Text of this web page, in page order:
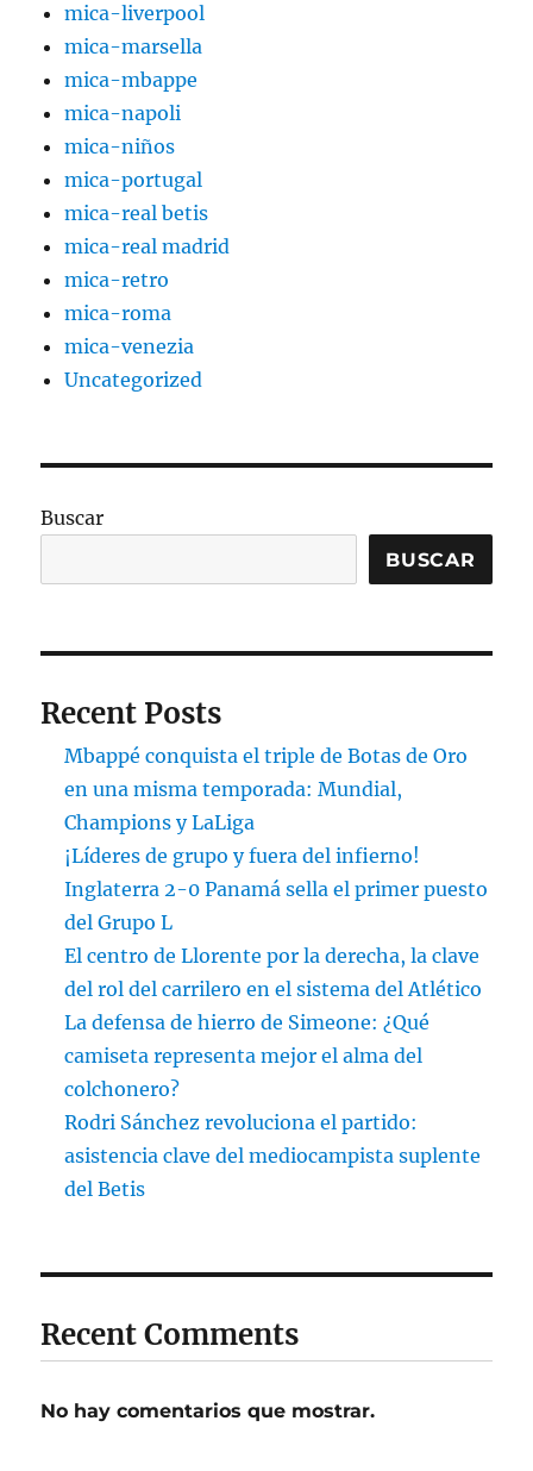
mica-liverpool
mica-marsella
mica-mbappe
mica-napoli
mica-niños
mica-portugal
mica-real betis
mica-real madrid
mica-retro
mica-roma
mica-venezia
Uncategorized
Buscar
BUSCAR
Recent Posts
Mbappé conquista el triple de Botas de Oro
en una misma temporada: Mundial,
Champions y LaLiga
¡Líderes de grupo y fuera del infierno!
Inglaterra 2-0 Panamá sella el primer puesto
del Grupo L
El centro de Llorente por la derecha, la clave
del rol del carrilero en el sistema del Atlético
La defensa de hierro de Simeone: ¿Qué
camiseta representa mejor el alma del
colchonero?
Rodri Sánchez revoluciona el partido:
asistencia clave del mediocampista suplente
del Betis
Recent Comments
No hay comentarios que mostrar.